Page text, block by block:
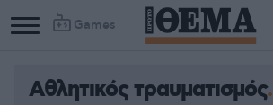
Games
Αθλητικός τραυματισμός